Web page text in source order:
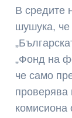
В средите
шушука, че
„Фонд на
че само
проверява
комисиона